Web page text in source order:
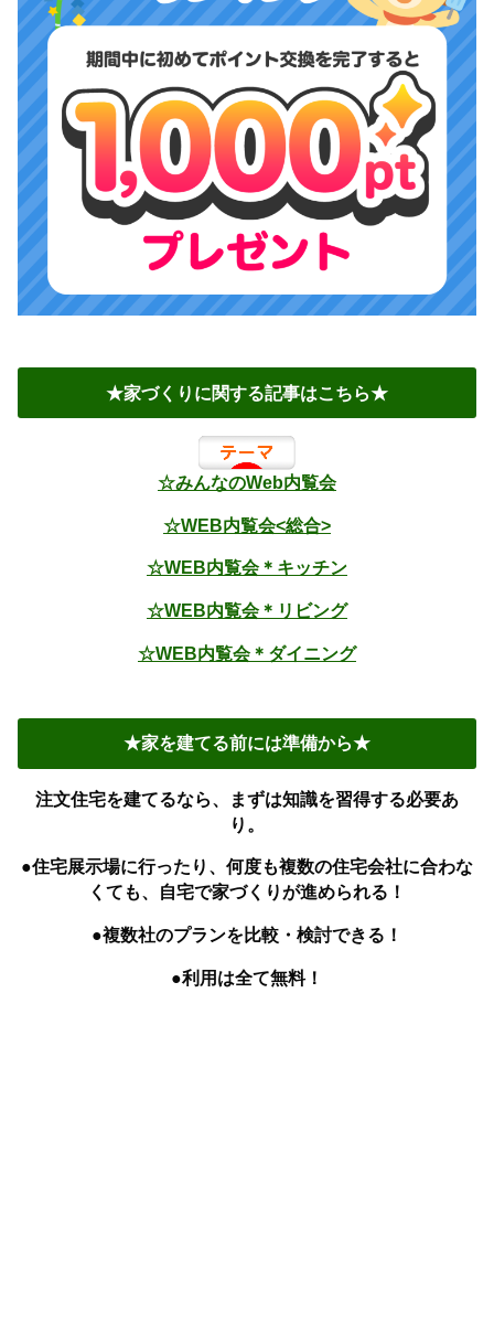
★家づくりに関する記事はこちら★
☆みんなのWeb内覧会
☆WEB内覧会<総合>
☆WEB内覧会＊キッチン
☆WEB内覧会＊リビング
☆WEB内覧会＊ダイニング
★家を建てる前には準備から★
注文住宅を建てるなら、まずは知識を習得する必要あ
り。
●住宅展示場に行ったり、何度も複数の住宅会社に合わな
くても、自宅で家づくりが進められる！
●複数社のプランを比較・検討できる！
●利用は全て無料！